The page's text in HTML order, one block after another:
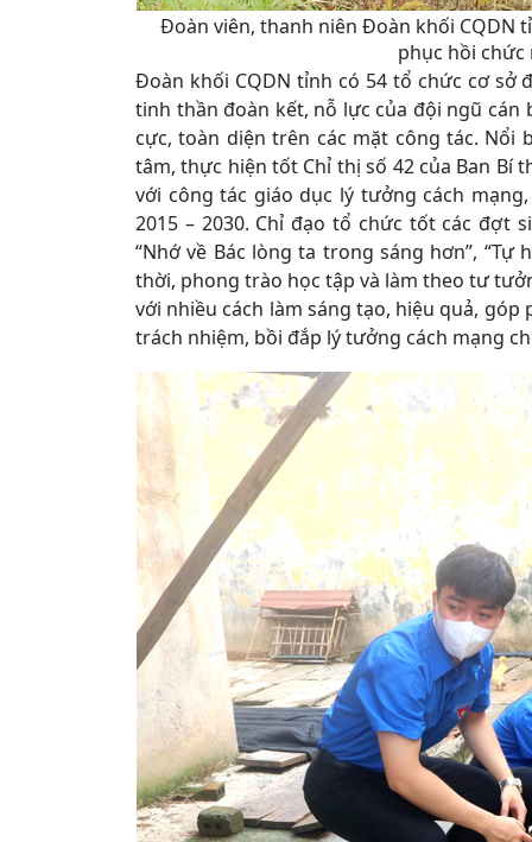
Đoàn viên, thanh niên Đoàn khối CQDN
phục hồi chức
Đoàn khối CQDN tỉnh có 54 tổ chức cơ sở
tinh thần đoàn kết, nỗ lực của đội ngũ
cực, toàn diện trên các mặt công tác.
tâm, thực hiện tốt Chỉ thị số 42 của Ban Bí
với công tác giáo dục lý tưởng cách
2015 – 2030. Chỉ đạo tổ chức tốt các đợt
“Nhớ về Bác lòng ta trong sáng hơn”,
thời, phong trào học tập và làm theo tư
với nhiều cách làm sáng tạo, hiệu quả,
trách nhiệm, bồi đắp lý tưởng cách mạng